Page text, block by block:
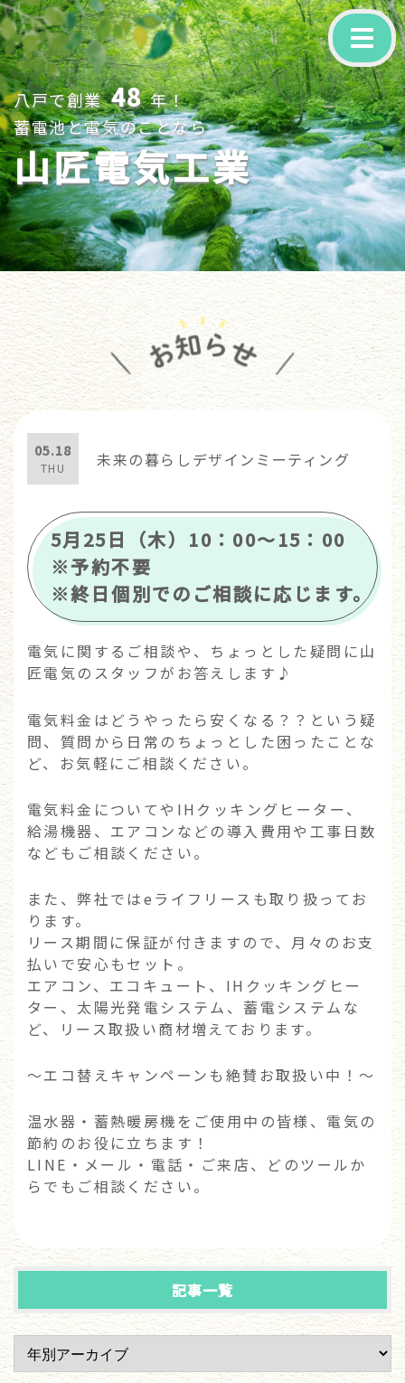
-
八戸で創業 48 年！
蓄電池と電気のことなら
山匠電気工業
05.18
THU 未来の暮らしデザインミーティング
5月25日（木）10：00～15：00
※予約不要
※終日個別でのご相談に応じます。
電気に関するご相談や、ちょっとした疑問に山
匠電気のスタッフがお答えします♪
電気料金はどうやったら安くなる？？という疑
問、質問から日常のちょっとした困ったことな
ど、お気軽にご相談ください。
電気料金についてやIHクッキングヒーター、
給湯機器、エアコンなどの導入費用や工事日数
などもご相談ください。
また、弊社ではeライフリースも取り扱ってお
ります。
リース期間に保証が付きますので、月々のお支
払いで安心もセット。
エアコン、エコキュート、IHクッキングヒー
ター、太陽光発電システム、蓄電システムな
ど、リース取扱い商材増えております。
～エコ替えキャンペーンも絶賛お取扱い中！～
温水器・蓄熱暖房機をご使用中の皆様、電気の
節約のお役に立ちます！
LINE・メール・電話・ご来店、どのツールか
らでもご相談ください。
記事一覧